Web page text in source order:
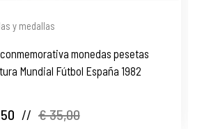
y medallas
monedas pesetas
Mundial Fútbol España 1982
// € 35,00